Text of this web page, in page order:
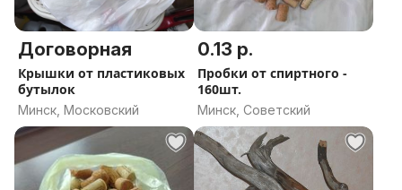
Договорная
Крышки от пластиковых
бутылок
Минск, Московский
0.13 р.
Пробки от спиртного -
160шт.
Минск, Советский